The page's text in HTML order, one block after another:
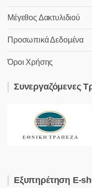
Μέγεθος Δακτυλιδιού
Προσωπικά Δεδομένα
Όροι Χρήσης
Συνεργαζόμενες
Εξυπηρέτηση E-